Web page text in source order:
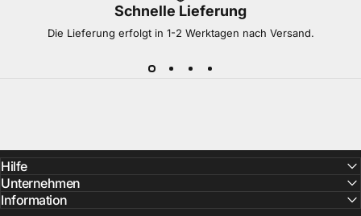
Schnelle Lieferung
Die Lieferung erfolgt in 1-2 Werktagen nach Versand.
Hilfe
Unternehmen
Information